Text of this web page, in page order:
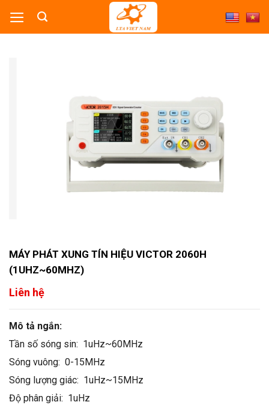
content
MÁY PHÁT XUNG TÍN HIỆU VICTOR 2060H
(1UHZ~60MHZ)
Liên hệ
Mô tả ngắn:
Tần số sóng sin: 1uHz~60MHz
Sóng vuông: 0-15MHz
Sóng lượng giác: 1uHz~15MHz
Độ phân giải: 1uHz